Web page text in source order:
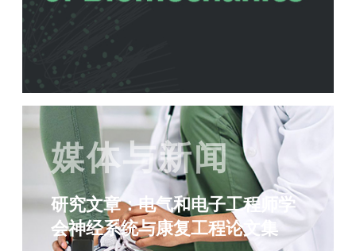
媒体与新闻
研究文章：电气和电子工程师学
会神经系统与康复工程论文集